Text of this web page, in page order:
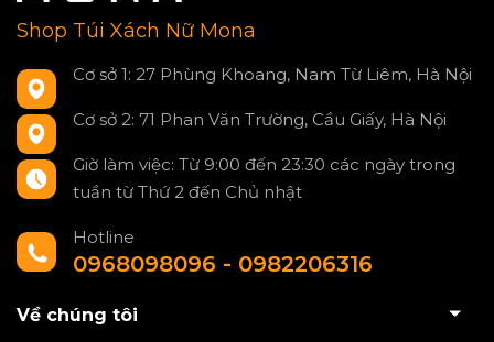
Shop Túi Xách Nữ Mona
Cơ sở 1: 27 Phùng Khoang, Nam Từ Liêm, Hà Nội
Cơ sở 2: 71 Phan Văn Trường, Cầu Giấy, Hà Nội
Giờ làm việc: Từ 9:00 đến 23:30 các ngày trong
tuần từ Thứ 2 đến Chủ nhật
Hotline
0968098096 - 0982206316
Về chúng tôi